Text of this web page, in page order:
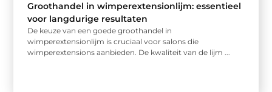
Groothandel in wimperextensionlijm: essentieel
voor langdurige resultaten
De keuze van een goede groothandel in
wimperextensionlijm is cruciaal voor salons die
wimperextensions aanbieden. De kwaliteit van de lijm ...